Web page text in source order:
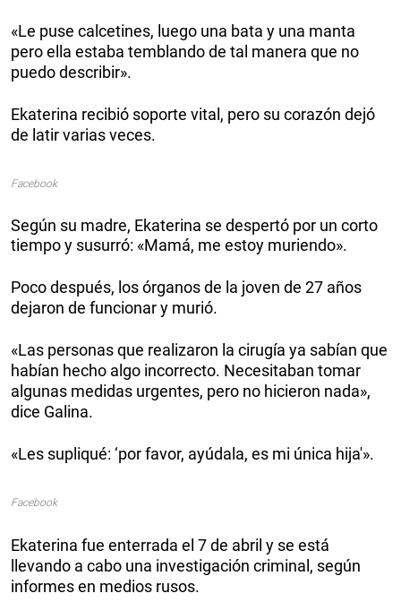
«Le puse calcetines, luego una bata y una manta
pero ella estaba temblando de tal manera que no
puedo describir».
Ekaterina recibió soporte vital, pero su corazón dejó
de latir varias veces.
Facebook
Según su madre, Ekaterina se despertó por un corto
tiempo y susurró: «Mamá, me estoy muriendo».
Poco después, los órganos de la joven de 27 años
dejaron de funcionar y murió.
«Las personas que realizaron la cirugía ya sabían que
habían hecho algo incorrecto. Necesitaban tomar
algunas medidas urgentes, pero no hicieron nada»,
dice Galina.
«Les supliqué: ‘por favor, ayúdala, es mi única hija'».
Facebook
Ekaterina fue enterrada el 7 de abril y se está
llevando a cabo una investigación criminal, según
informes en medios rusos.